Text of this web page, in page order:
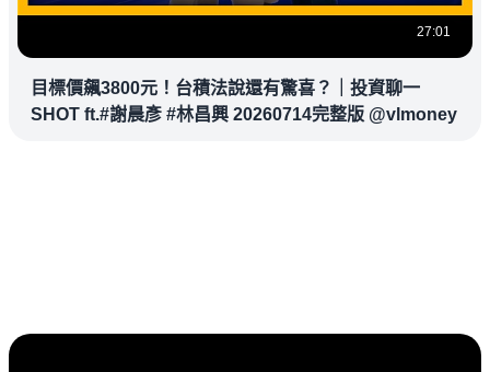
27:01
目標價飆3800元！台積法說還有驚喜？｜投資聊一
SHOT ft.#謝晨彥 #林昌興 20260714完整版 @vlmoney